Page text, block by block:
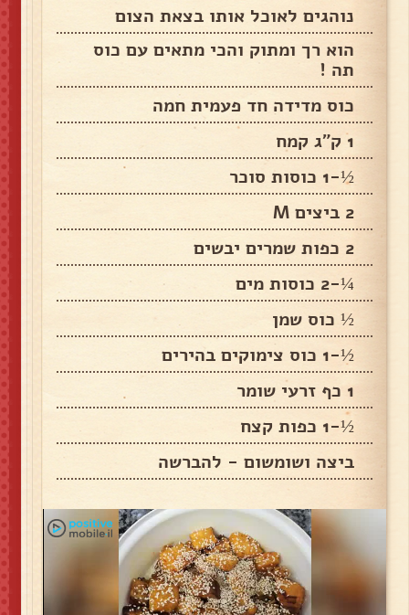
נוהגים לאוכל אותו בצאת הצום
הוא רך ומתוק והכי מתאים עם כוס
תה !
כוס מדידה חד פעמית חמה
1 ק"ג קמח
½-1 כוסות סוכר
2 ביצים M
2 כפות שמרים יבשים
¼-2 כוסות מים
½ כוס שמן
½-1 כוס צימוקים בהירים
1 כף זרעי שומר
½-1 כפות קצח
ביצה ושומשום - להברשה